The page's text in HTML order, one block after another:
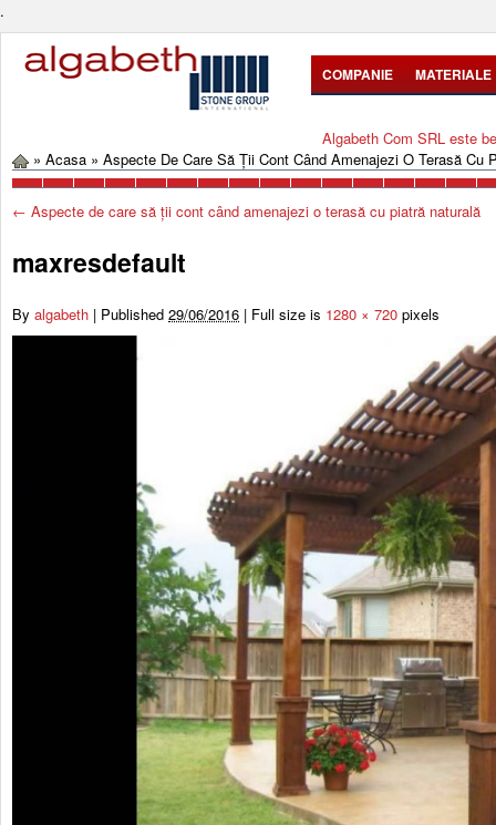
.
COMPANIE MATERIALE
Algabeth Com SRL este
» Acasa » Aspecte De Care Să Ții Cont Când Amenajezi O Terasă Cu
← Aspecte de care să ții cont când amenajezi o terasă cu piatră naturală
maxresdefault
By algabeth | Published 29/06/2016 | Full size is 1280 × 720 pixels